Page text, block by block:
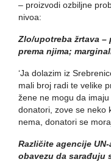
– proizvodi ozbiljne
nivoa:
Zlo/upotreba žrtava
prema njima;
‘Ja dolazim iz
mali broj radi te velike
žene ne mogu da
donatori, zove se neko
nema, donatori se
Različite agencije
obavezu da sarađuju